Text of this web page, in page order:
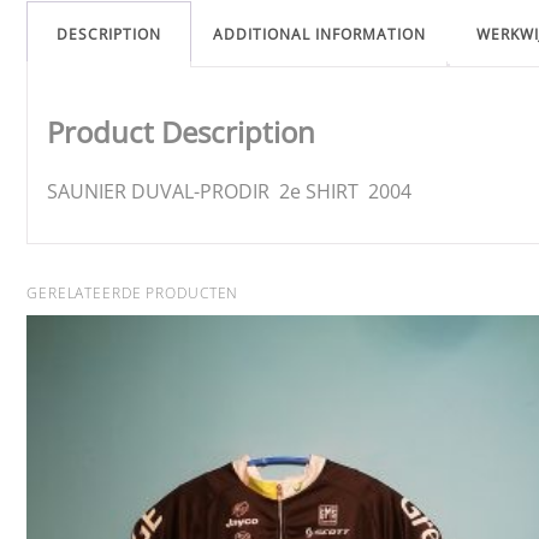
DESCRIPTION ADDITIONAL INFORMATION
Product Description
SAUNIER DUVAL-PRODIR 2e SHIRT 2004
GERELATEERDE PRODUCTEN